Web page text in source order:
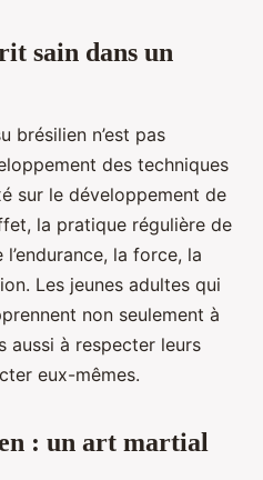
sain dans un
brésilien n’est pas
des techniques
sur le développement de
la pratique régulière de
la force, la
Les jeunes adultes qui
non seulement à
aussi à respecter leurs
eux-mêmes.
: un art martial